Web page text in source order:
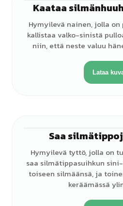
Kaataa
Hymyilevä nainen, jolla
kallistaa valko-sinistä
niin, että neste valuu
Lataa
Saa
Hymyilevä tyttö, jolla on
saa silmätippasuihkun
toiseen silmäänsä, ja
keräämässä